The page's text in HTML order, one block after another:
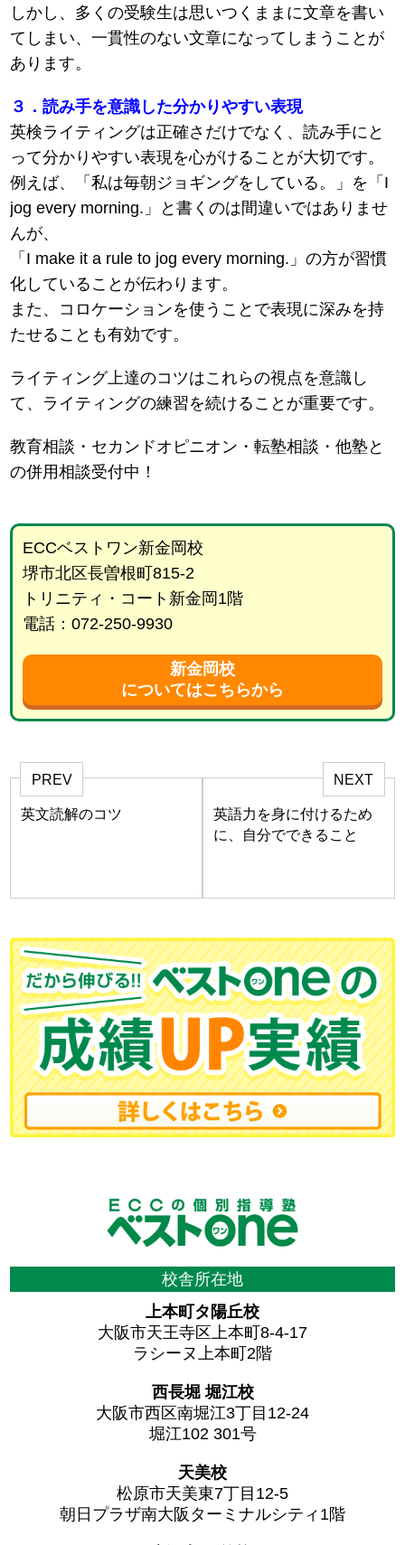
しかし、多くの受験生は思いつくままに文章を書い
てしまい、一貫性のない文章になってしまうことが
あります。
３．読み手を意識した分かりやすい表現
英検ライティングは正確さだけでなく、読み手にと
って分かりやすい表現を心がけることが大切です。
例えば、「私は毎朝ジョギングをしている。」を「I
jog every morning.」と書くのは間違いではありませ
んが、
「I make it a rule to jog every morning.」の方が習慣
化していることが伝わります。
また、コロケーションを使うことで表現に深みを持
たせることも有効です。
ライティング上達のコツはこれらの視点を意識し
て、ライティングの練習を続けることが重要です。
教育相談・セカンドオピニオン・転塾相談・他塾と
の併用相談受付中！
ECCベストワン新金岡校
堺市北区長曽根町815-2
トリニティ・コート新金岡1階
電話：072-250-9930
新金岡校
についてはこちらから
PREV
英文読解のコツ
NEXT
英語力を身に付けるため
に、自分でできること
校舎所在地
上本町タ陽丘校
大阪市天王寺区上本町8-4-17
ラシーヌ上本町2階
西長堀 堀江校
大阪市西区南堀江3丁目12-24
堀江102 301号
天美校
松原市天美東7丁目12-5
朝日プラザ南大阪ターミナルシティ1階